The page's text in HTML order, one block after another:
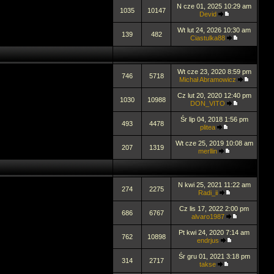
1035 10147
N cze 01, 2025 10:29 am
Devid
139 482
Wt lut 24, 2026 10:30 am
Ciastulka88
746 5718
Wt cze 23, 2020 8:59 pm
Michał Abramowicz
1030 10988
Cz lut 20, 2020 12:40 pm
DON_VITO
493 4478
Śr lip 04, 2018 1:56 pm
plitea
207 1319
Wt cze 25, 2019 10:08 am
merllin
274 2275
N kwi 25, 2021 11:22 am
Radi_ii
686 6767
Cz lis 17, 2022 2:00 pm
alvaro1987
762 10898
Pt kwi 24, 2020 7:14 am
endrjus
314 2717
Śr gru 01, 2021 3:18 pm
takse